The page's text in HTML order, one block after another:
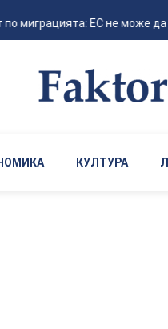
миграцията: ЕС не може да
КУЛТУРА